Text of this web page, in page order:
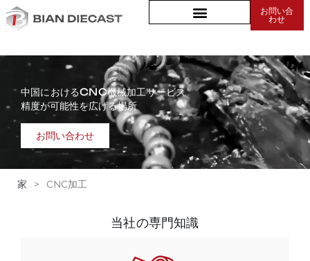
お問い合
わせ
中国におけるCNC機械加工サービス
精度が可能性を広げる場所
お問い合わせ
家 > CNC加工
当社の専門知識